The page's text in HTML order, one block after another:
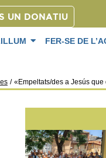
UN DONATIU
FER-SE DE
/ «Empeltats/des a Jesús